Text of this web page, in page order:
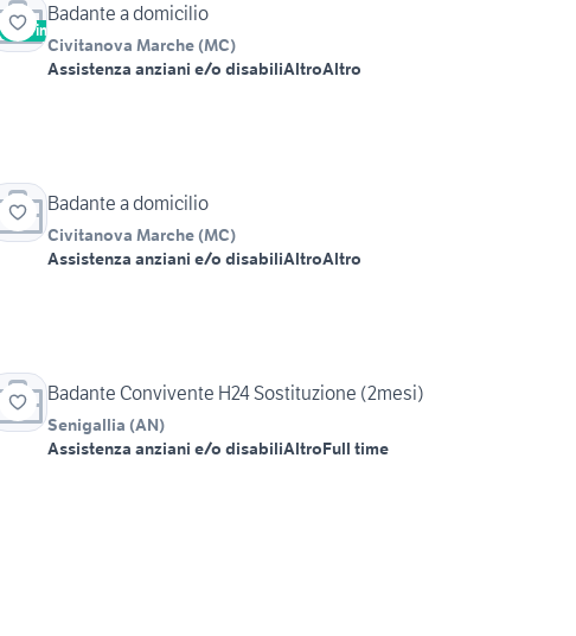
Vetrina
Badante a domicilio
Civitanova Marche (MC)
Assistenza anziani e/o disabiliAltroAltro
Badante a domicilio
Civitanova Marche (MC)
Assistenza anziani e/o disabiliAltroAltro
Badante Convivente H24 Sostituzione (2mesi)
Senigallia (AN)
Assistenza anziani e/o disabiliAltroFull time